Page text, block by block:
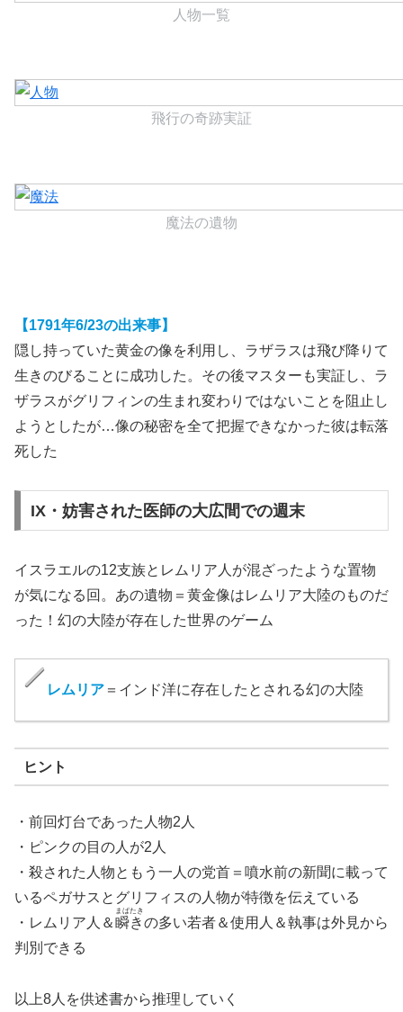
人物一覧
飛行の奇跡実証
魔法の遺物
【1791年6/23の出来事】
隠し持っていた黄金の像を利用し、ラザラスは飛び降りて
生きのびることに成功した。その後マスターも実証し、ラ
ザラスがグリフィンの生まれ変わりではないことを阻止し
ようとしたが…像の秘密を全て把握できなかった彼は転落
死した
IX・妨害された医師の大広間での週末
イスラエルの12支族とレムリア人が混ざったような置物
が気になる回。あの遺物＝黄金像はレムリア大陸のものだ
った！幻の大陸が存在した世界のゲーム
レムリア ＝インド洋に存在したとされる幻の大陸
ヒント
・前回灯台であった人物2人
・ピンクの目の人が2人
・殺された人物ともう一人の党首＝噴水前の新聞に載って
いるペガサスとグリフィスの人物が特徴を伝えている
・レムリア人＆瞬き
まばたき
の多い若者＆使用人＆執事は外見から
判別できる
以上8人を供述書から推理していく